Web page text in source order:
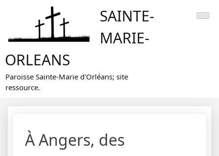
SAINTE-
MARIE-
ORLEANS
Paroisse Sainte-Marie d'Orléans; site
ressource.
À Angers, des